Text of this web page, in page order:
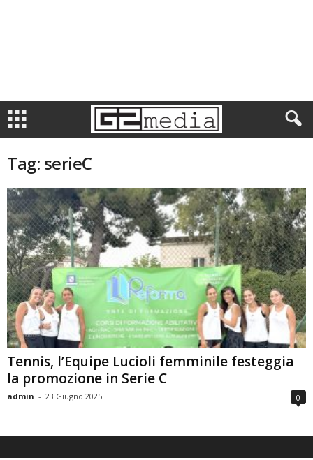
Tag: serieC
Tennis, l’Equipe Lucioli femminile festeggia
la promozione in Serie C
admin - 23 Giugno 2025 0